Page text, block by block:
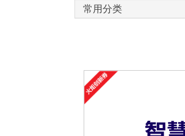
常用分类